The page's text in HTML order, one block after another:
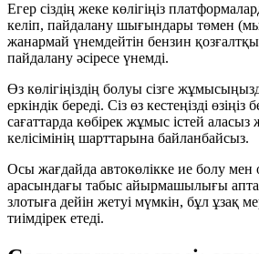
Егер сіздің жеке көлігіңіз
келіп, пайдалану шығындары төмен
жанармай үнемдейтін бензин
пайдалану әсіресе үнемді.
Өз көлігіңіздің болуы сізге
еркіндік береді. Сіз өз кестеңізді өзіңіз
сағаттарда көбірек жұмыс істей аласыз
келісімінің шарттарына байланбайсыз.
Осы жағдайда автокөлікке ие болу мен
арасындағы табыс айырмашылығы
злотыға дейін жетуі мүмкін, бұл ұзақ
тиімдірек етеді.